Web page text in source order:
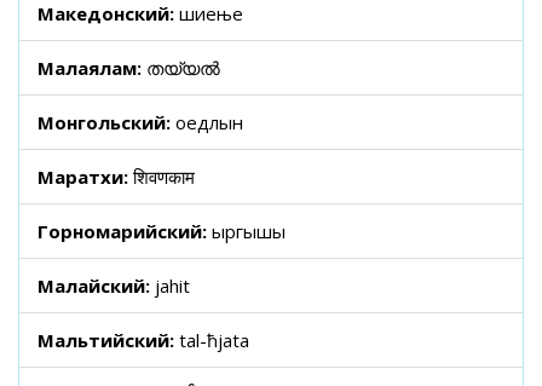
Македонский: шиење
Малаялам: തയ്യൽ
Монгольский: оедлын
Маратхи:शिवणकाम
Горномарийский: ыргышы
Малайский: jahit
Мальтийский: tal-ħjata